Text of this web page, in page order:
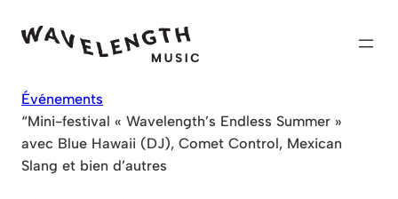
Événements
“Mini-festival « Wavelength’s Endless Summer »
avec Blue Hawaii (DJ), Comet Control, Mexican
Slang et bien d’autres